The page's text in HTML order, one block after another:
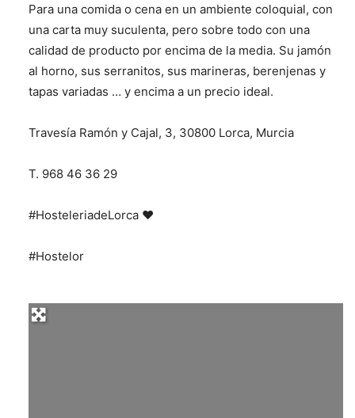
Para una comida o cena en un ambiente coloquial, con
una carta muy suculenta, pero sobre todo con una
calidad de producto por encima de la media. Su jamón
al horno, sus serranitos, sus marineras, berenjenas y
tapas variadas … y encima a un precio ideal.
Travesía Ramón y Cajal, 3, 30800 Lorca, Murcia
T. 968 46 36 29
#HosteleriadeLorca ❤️
#Hostelor